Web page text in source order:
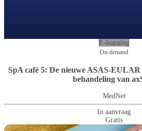
E-learning
On-demand
SpA café 5: De nieuwe ASAS-
behandeling van
MedNet
In aanvraag
Gratis